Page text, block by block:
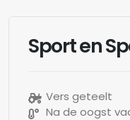
Sport en
Vers geteelt
Na de oogst